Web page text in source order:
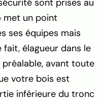
sont prises au
met un point
ses équipes mais
élagueur dans le
avant toute
votre bois est
inférieure du tronc